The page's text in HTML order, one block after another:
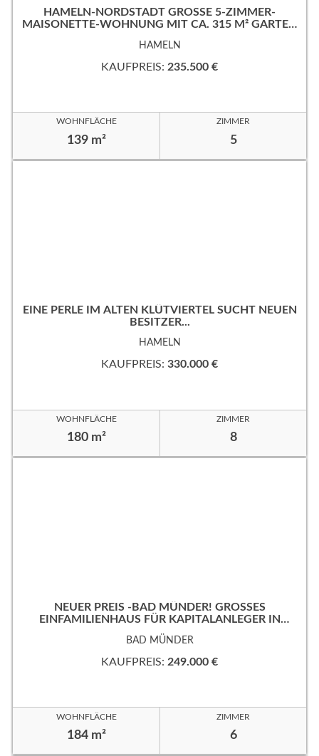
HAMELN-NORDSTADT GROSSE 5-ZIMMER-M
AISONETTE-WOHNUNG MIT CA. 315 M² GARTEN
HAMELN
KAUFPREIS: 235.500 €
WOHNFLÄCHE
139 m²
ZIMMER
5
EINE PERLE IM ALTEN KLÜTVIERTEL SUCHT NEUEN
BESITZER...
HAMELN
KAUFPREIS: 330.000 €
WOHNFLÄCHE
180 m²
ZIMMER
8
NEUER PREIS -BAD MÜNDER! GROSSES
EINFAMILIENHAUS FÜR KAPITALANLEGER IN B
EVORZUGTER WOHNLAGE!
BAD MÜNDER
KAUFPREIS: 249.000 €
WOHNFLÄCHE
184 m²
ZIMMER
6